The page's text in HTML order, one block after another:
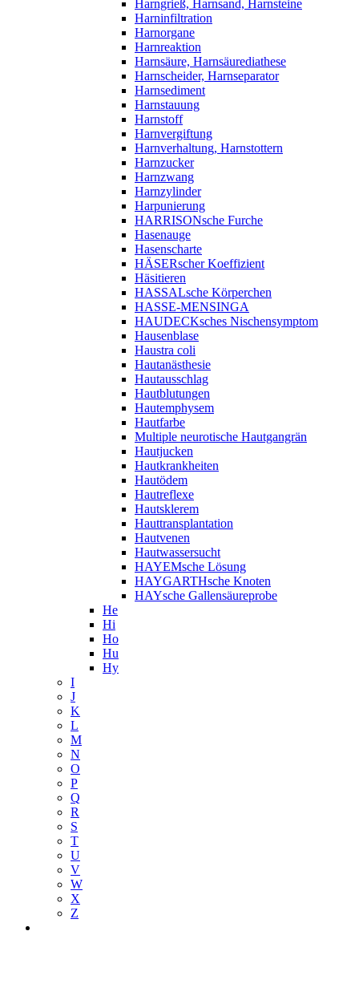
Harngrieß, Harnsand, Harnsteine
Harninfiltration
Harnorgane
Harnreaktion
Harnsäure, Harnsäurediathese
Harnscheider, Harnseparator
Harnsediment
Harnstauung
Harnstoff
Harnvergiftung
Harnverhaltung, Harnstottern
Harnzucker
Harnzwang
Harnzylinder
Harpunierung
HARRISONsche Furche
Hasenauge
Hasenscharte
HÄSERscher Koeffizient
Häsitieren
HASSALsche Körperchen
HASSE-MENSINGA
HAUDECKsches Nischensymptom
Hausenblase
Haustra coli
Hautanästhesie
Hautausschlag
Hautblutungen
Hautemphysem
Hautfarbe
Multiple neurotische Hautgangrän
Hautjucken
Hautkrankheiten
Hautödem
Hautreflexe
Hautsklerem
Hauttransplantation
Hautvenen
Hautwassersucht
HAYEMsche Lösung
HAYGARTHsche Knoten
HAYsche Gallensäureprobe
He
Hi
Ho
Hu
Hy
I
J
K
L
M
N
O
P
Q
R
S
T
U
V
W
X
Z